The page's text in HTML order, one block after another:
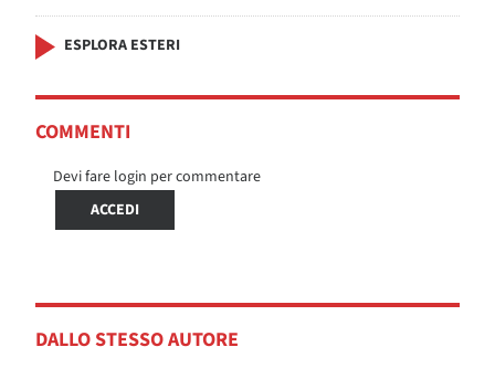
ESPLORA ESTERI
COMMENTI
Devi fare login per commentare
ACCEDI
DALLO STESSO AUTORE